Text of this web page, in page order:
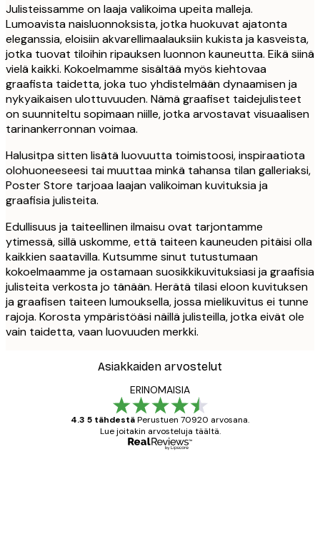
Julisteissamme on laaja valikoima upeita malleja.
Lumoavista naisluonnoksista, jotka huokuvat ajatonta
eleganssia, eloisiin akvarellimaalauksiin kukista ja kasveista,
jotka tuovat tiloihin ripauksen luonnon kauneutta. Eikä siinä
vielä kaikki. Kokoelmamme sisältää myös kiehtovaa
graafista taidetta, joka tuo yhdistelmään dynaamisen ja
nykyaikaisen ulottuvuuden. Nämä graafiset taidejulisteet
on suunniteltu sopimaan niille, jotka arvostavat visuaalisen
tarinankerronnan voimaa.
Halusitpa sitten lisätä luovuutta toimistoosi, inspiraatiota
olohuoneeseesi tai muuttaa minkä tahansa tilan galleriaksi,
Poster Store tarjoaa laajan valikoiman kuvituksia ja
graafisia julisteita.
Edullisuus ja taiteellinen ilmaisu ovat tarjontamme
ytimessä, sillä uskomme, että taiteen kauneuden pitäisi olla
kaikkien saatavilla. Kutsumme sinut tutustumaan
kokoelmaamme ja ostamaan suosikkikuvituksiasi ja graafisia
julisteita verkosta jo tänään. Herätä tilasi eloon kuvituksen
ja graafisen taiteen lumouksella, jossa mielikuvitus ei tunne
rajoja. Korosta ympäristöäsi näillä julisteilla, jotka eivät ole
vain taidetta, vaan luovuuden merkki.
Asiakkaiden arvostelut
ERINOMAISIA
4.3 5 tähdestäPerustuen 70920 arvosana.
Lue joitakin arvosteluja täältä.